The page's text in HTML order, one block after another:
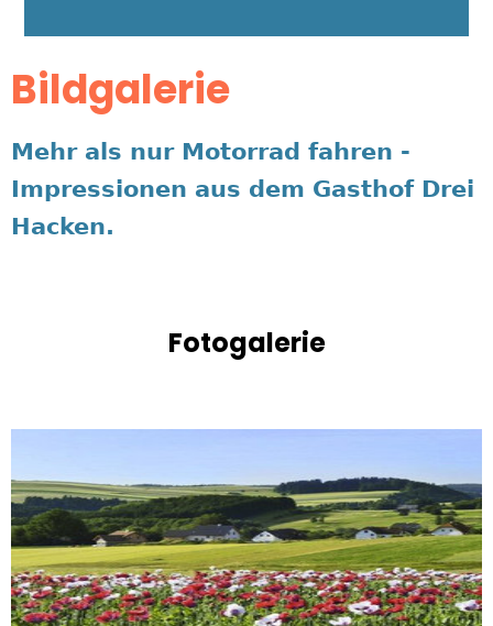
Bildgalerie
Mehr als nur Motorrad fahren -
Impressionen aus dem Gasthof Drei
Hacken.
Fotogalerie